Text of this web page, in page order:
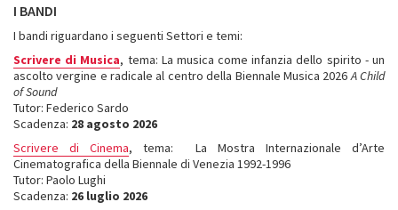
I BANDI
I bandi riguardano i seguenti Settori e temi:
Scrivere di Musica, tema: La musica come infanzia dello spirito - un
ascolto vergine e radicale al centro della Biennale Musica 2026A Child
of Sound
Tutor: Federico Sardo
Scadenza: 28 agosto 2026
Scrivere di Cinema, tema: La Mostra Internazionale d’Arte
Cinematografica della Biennale di Venezia 1992-1996
Tutor: Paolo Lughi
Scadenza: 26 luglio 2026